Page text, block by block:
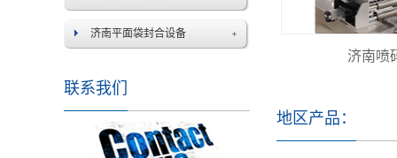
济南平面袋封合设备
联系我们
济南喷
地区产品：